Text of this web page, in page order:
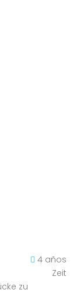
4 años
Zeit
zu